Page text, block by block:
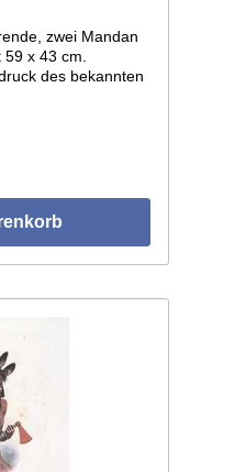
zwei Mandan
x 43 cm.
des bekannten
Auflage von 200
wie das
Prägestempel "C.
Hinter Glas vom